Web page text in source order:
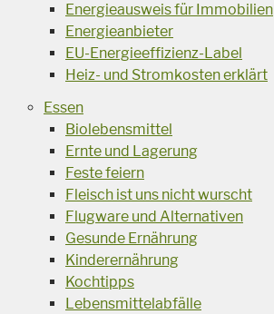
Energieausweis für Immobilien
Energieanbieter
EU-Energieeffizienz-Label
Heiz- und Stromkosten erklärt
Essen
Biolebensmittel
Ernte und Lagerung
Feste feiern
Fleisch ist uns nicht wurscht
Flugware und Alternativen
Gesunde Ernährung
Kinderernährung
Kochtipps
Lebensmittelabfälle